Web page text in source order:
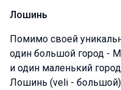
Лошинь
Помимо своей
один большой город -
и один маленький
Лошинь (veli -